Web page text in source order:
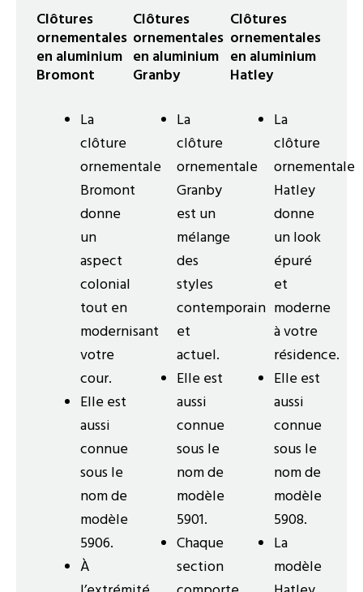
Clôtures
ornementales
en aluminium
Bromont
La
clôture
ornementale
Bromont
donne
un
aspect
colonial
tout en
modernisant
votre
cour.
Elle est
aussi
connue
sous le
nom de
modèle
5906.
À
Clôtures
ornementales
en aluminium
Granby
La
clôture
ornementale
Granby
est un
mélange
des
styles
contemporain
et
actuel.
Elle est
aussi
connue
sous le
nom de
modèle
5901.
Chaque
section
Clôtures
ornementales
en aluminium
Hatley
La
clôture
ornementale
Hatley
donne
un look
épuré
et
moderne
à votre
résidence.
Elle est
aussi
connue
sous le
nom de
modèle
5908.
La
modèle